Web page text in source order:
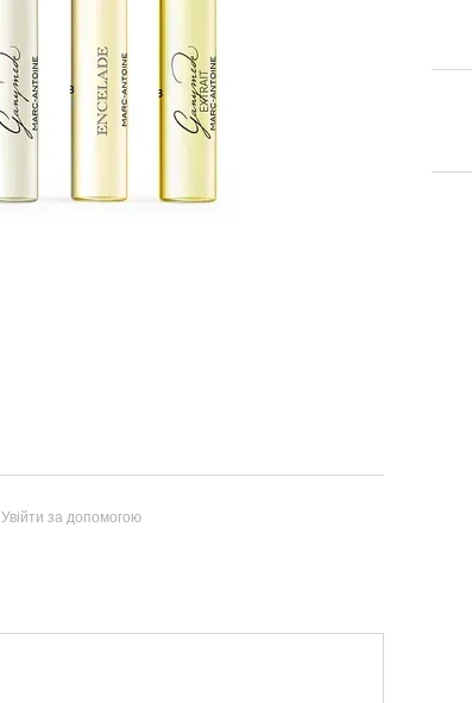
Увійти за допомогою